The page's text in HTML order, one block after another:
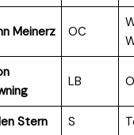
Meinerz OC
LB
Stern S